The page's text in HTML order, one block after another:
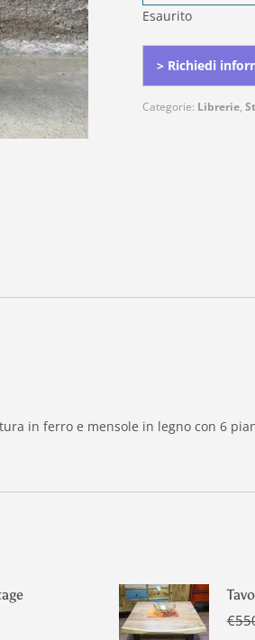
Esaurito
> Richiedi
Categorie: Librerie,
in ferro e mensole in legno con 6
€